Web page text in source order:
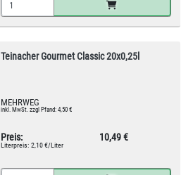
Teinacher Gourmet Classic 20x0,25l
MEHRWEG
inkl. MwSt. zzgl Pfand: 4,50 €
Preis: 10,49 €
Literpreis: 2,10 €/Liter